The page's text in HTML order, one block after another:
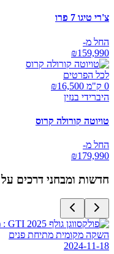
צ'רי טיגו 7 פרו
החל מ-
₪159,990
לכל הפרטים
0 ק"מ ₪
16,500
היברידי בנזין
טויוטה קורולה קרוס
החל מ-
₪179,990
חדשות ומבחני דרכים על
השקה מקומית מתיחת פנים
2024-11-18